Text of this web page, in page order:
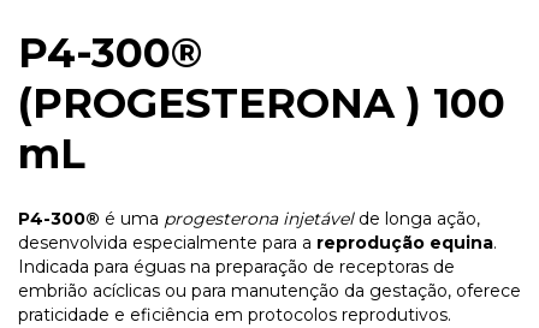
P4-300®
(PROGESTERONA ) 100
mL
P4-300® é uma progesterona injetávelde longa ação,
desenvolvida especialmente para a reprodução equina.
Indicada para éguas na preparação de receptoras de
embrião acíclicas ou para manutenção da gestação, oferece
praticidade e eficiência em protocolos reprodutivos.